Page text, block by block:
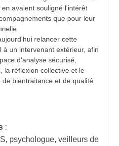
avaient souligné l'intérêt
que pour leur
relancer cette
un intervenant extérieur, afin
d'analyse sécurisé,
la réflexion collective et le
de bientraitance et de qualité
:
psychologue, veilleurs de